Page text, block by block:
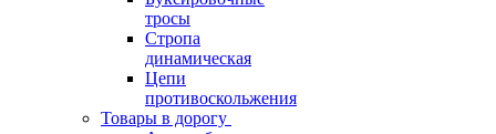
тросы
Стропа
динамическая
Цепи
противоскольжения
Товары в дорогу